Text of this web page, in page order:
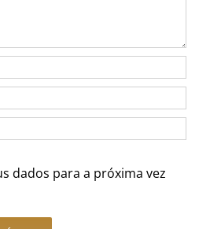
dados para a próxima vez